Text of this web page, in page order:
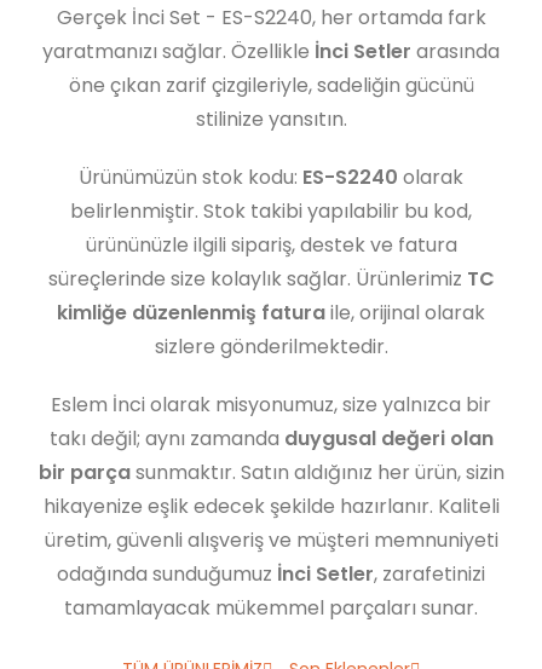
Gerçek İnci Set - ES-S2240, her ortamda fark
yaratmanızı sağlar. Özellikle İnci Setler arasında
öne çıkan zarif çizgileriyle, sadeliğin gücünü
stilinize yansıtın.
Ürünümüzün stok kodu: ES-S2240 olarak
belirlenmiştir. Stok takibi yapılabilir bu kod,
ürününüzle ilgili sipariş, destek ve fatura
süreçlerinde size kolaylık sağlar. Ürünlerimiz TC
kimliğe düzenlenmiş faturaile, orijinal olarak
sizlere gönderilmektedir.
Eslem İnci olarak misyonumuz, size yalnızca bir
takı değil; aynı zamanda duygusal değeri olan
bir parçasunmaktır. Satın aldığınız her ürün, sizin
hikayenize eşlik edecek şekilde hazırlanır. Kaliteli
üretim, güvenli alışveriş ve müşteri memnuniyeti
odağında sunduğumuz İnci Setler, zarafetinizi
tamamlayacak mükemmel parçaları sunar.